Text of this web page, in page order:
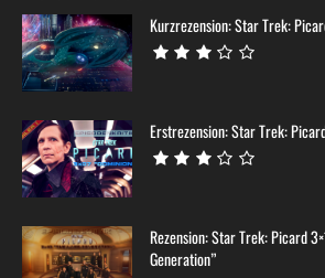
Kurzrezension: Star Trek:
Erstrezension: Star Trek:
Rezension: Star Trek: Picard
Generation”